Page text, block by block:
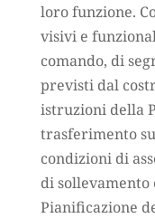
loro funzione.
visivi e
comando, di
previsti dal
istruzioni della
trasferimento
condizioni di
di sollevamento
Pianificazione